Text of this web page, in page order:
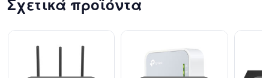
Σχετικά προϊόντα